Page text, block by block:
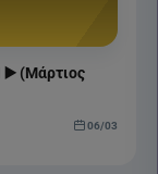
(Μάρτιος
06/03